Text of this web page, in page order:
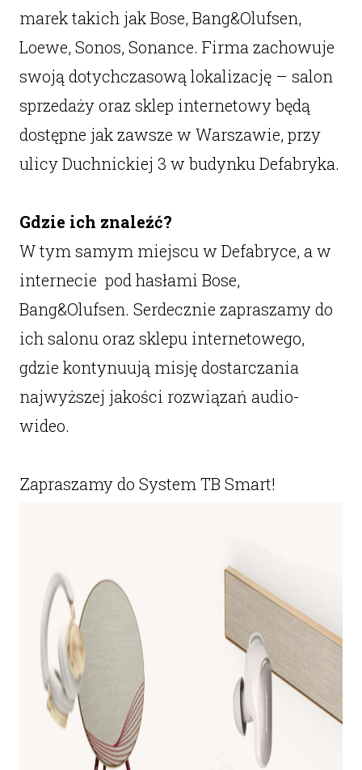
marek takich jak Bose, Bang&Olufsen,
Loewe, Sonos, Sonance. Firma zachowuje
swoją dotychczasową lokalizację – salon
sprzedaży oraz sklep internetowy będą
dostępne jak zawsze w Warszawie, przy
ulicy Duchnickiej 3 w budynku Defabryka.
Gdzie ich znaleźć?
W tym samym miejscu w Defabryce, a w
internecie pod hasłami Bose,
Bang&Olufsen. Serdecznie zapraszamy do
ich salonu oraz sklepu internetowego,
gdzie kontynuują misję dostarczania
najwyższej jakości rozwiązań audio-
wideo.
Zapraszamy do System TB Smart!